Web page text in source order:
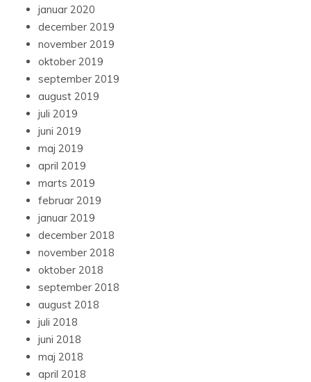
januar 2020
december 2019
november 2019
oktober 2019
september 2019
august 2019
juli 2019
juni 2019
maj 2019
april 2019
marts 2019
februar 2019
januar 2019
december 2018
november 2018
oktober 2018
september 2018
august 2018
juli 2018
juni 2018
maj 2018
april 2018